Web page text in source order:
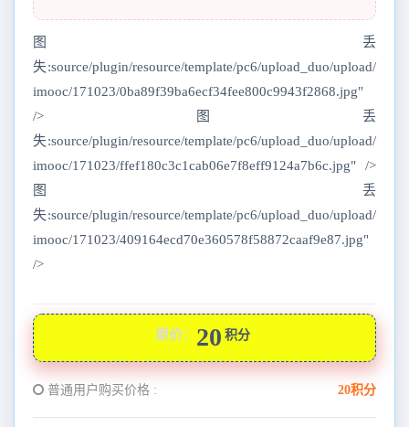
图丢
失:source/plugin/resource/template/pc6/upload_duo/upload/
imooc/171023/0ba89f39ba6ecf34fee800c9943f2868.jpg"
/>图丢
失:source/plugin/resource/template/pc6/upload_duo/upload/
imooc/171023/ffef180c3c1cab06e7f8eff9124a7b6c.jpg" />
图丢
失:source/plugin/resource/template/pc6/upload_duo/upload/
imooc/171023/409164ecd70e360578f58872caaf9e87.jpg"
/>
原价： 20 积分
普通用户购买价格 : 20积分